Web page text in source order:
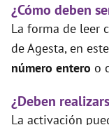
¿Cómo deben
La forma de leer
de Agesta, en
número entero o
¿Deben
La activación